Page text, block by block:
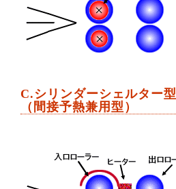
C.シリンダーシェルター型
（間接予熱兼用型）